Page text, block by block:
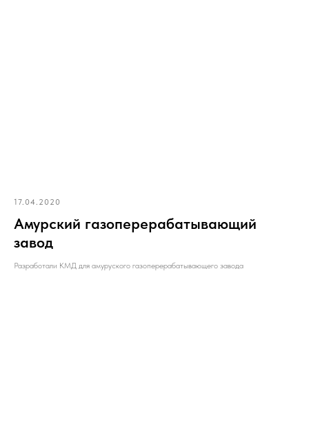
17.04.2020
Амурский газоперерабатывающий
завод
Разработали КМД для амуруского газоперерабатывающего завода